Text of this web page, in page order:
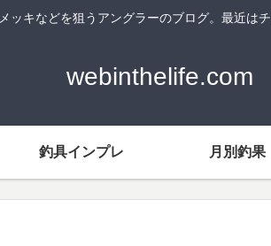
ッキなどを狙うアングラーのブログ。最近は
webinthelife.com
釣具インプレ 月別釣果